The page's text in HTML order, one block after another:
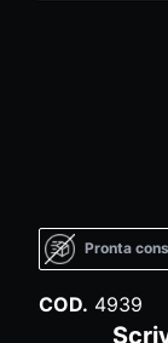
Pronta
COD. 4939